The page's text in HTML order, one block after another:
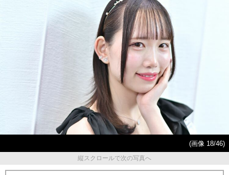
(画像 18/46)
縦スクロールで次の写真へ